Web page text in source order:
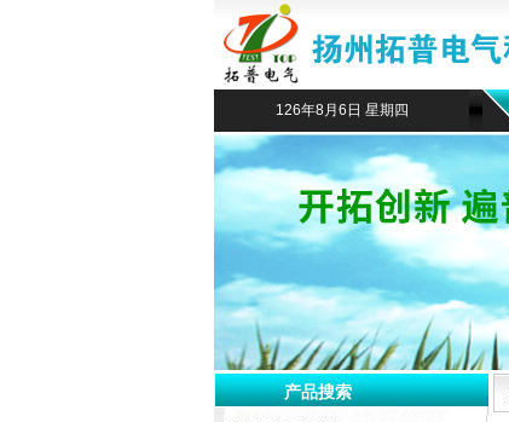
126年8月6日 星期四
产品搜索